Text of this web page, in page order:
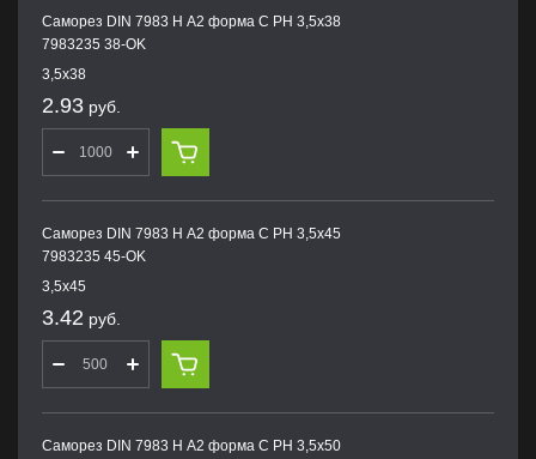
Саморез DIN 7983 H А2 форма С PH 3,5х38
7983235 38-OK
3,5х38
2.93 руб.
Саморез DIN 7983 H А2 форма С PH 3,5х45
7983235 45-OK
3,5х45
3.42 руб.
Саморез DIN 7983 H А2 форма С PH 3,5х50